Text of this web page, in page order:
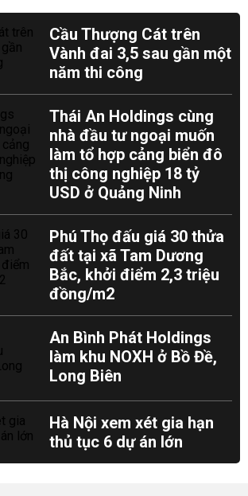
Cầu Thượng Cát trên
Vành đai 3,5 sau gần một
năm thi công
Thái An Holdings cùng
nhà đầu tư ngoại muốn
làm tổ hợp cảng biển đô
thị công nghiệp 18 tỷ
USD ở Quảng Ninh
Phú Thọ đấu giá 30 thửa
đất tại xã Tam Dương
Bắc, khởi điểm 2,3 triệu
đồng/m2
An Bình Phát Holdings
làm khu NOXH ở Bồ Đề,
Long Biên
Hà Nội xem xét gia hạn
thủ tục 6 dự án lớn